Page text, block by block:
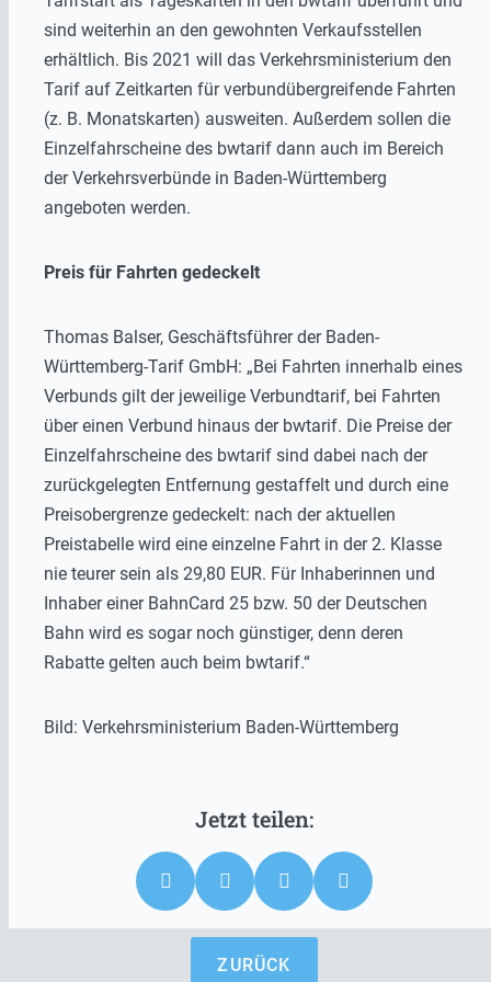
sind weiterhin an den gewohnten Verkaufsstellen
erhältlich. Bis 2021 will das Verkehrsministerium den
Tarif auf Zeitkarten für verbundübergreifende Fahrten
(z. B. Monatskarten) ausweiten. Außerdem sollen die
Einzelfahrscheine des bwtarif dann auch im Bereich
der Verkehrsverbünde in Baden-Württemberg
angeboten werden.
Preis für Fahrten gedeckelt
Thomas Balser, Geschäftsführer der Baden-
Württemberg-Tarif GmbH: „Bei Fahrten innerhalb eines
Verbunds gilt der jeweilige Verbundtarif, bei Fahrten
über einen Verbund hinaus der bwtarif. Die Preise der
Einzelfahrscheine des bwtarif sind dabei nach der
zurückgelegten Entfernung gestaffelt und durch eine
Preisobergrenze gedeckelt: nach der aktuellen
Preistabelle wird eine einzelne Fahrt in der 2. Klasse
nie teurer sein als 29,80 EUR. Für Inhaberinnen und
Inhaber einer BahnCard 25 bzw. 50 der Deutschen
Bahn wird es sogar noch günstiger, denn deren
Rabatte gelten auch beim bwtarif.“
Bild: Verkehrsministerium Baden-Württemberg
ZURÜCK